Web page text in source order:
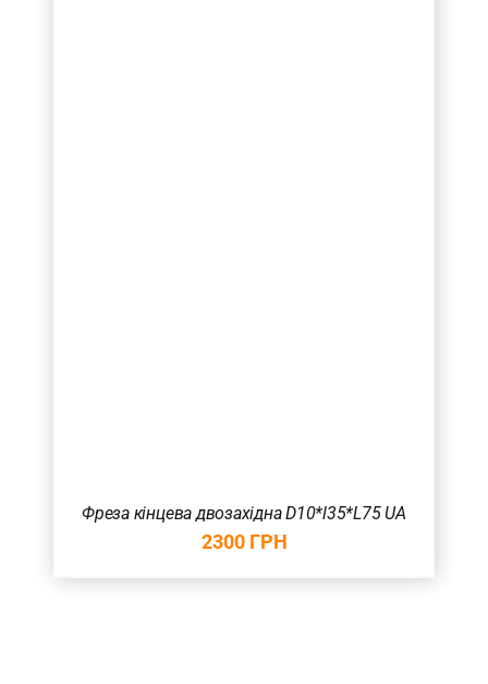
Фреза кінцева двозахідна D10*l35*L75 UA
2300 ГРН